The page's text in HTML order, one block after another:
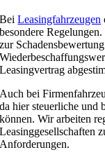
BeiLeasingfahrzeugen
besondere
zur
Leasingvertrag
Auch bei
da hier steuerliche und
können. Wir arbeiten
Leasinggesellschaften
Anforderungen.